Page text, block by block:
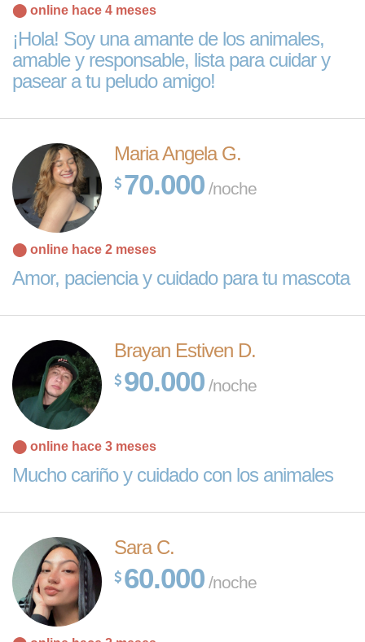
⬤ online hace 4 meses
¡Hola! Soy una amante de los animales,
amable y responsable, lista para cuidar y
pasear a tu peludo amigo!
Maria Angela G.
70.000 /noche
⬤ online hace 2 meses
Amor, paciencia y cuidado para tu mascota
Brayan Estiven D.
90.000 /noche
⬤ online hace 3 meses
Mucho cariño y cuidado con los animales
Sara C.
60.000 /noche